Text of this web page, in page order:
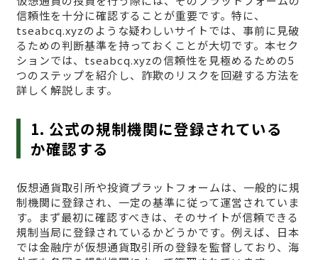
信頼性を十分に確認することが重要です。特に、
tseabcq.xyzのような疑わしいサイトでは、事前に見破
るための判断基準を持っておくことが大切です。本セク
ションでは、tseabcq.xyzの信頼性を見極めるための5
つのステップを紹介し、詐欺のリスクを回避する方法を
詳しく解説します。
1. 公式の規制機関に登録されている
か確認する
仮想通貨取引所や投資プラットフォームは、一般的に規
制機関に登録され、一定の基準に従って運営されていま
す。まず最初に確認すべきは、そのサイトが信頼できる
規制当局に登録されているかどうかです。例えば、日本
では金融庁が仮想通貨取引所の登録を監督しており、海